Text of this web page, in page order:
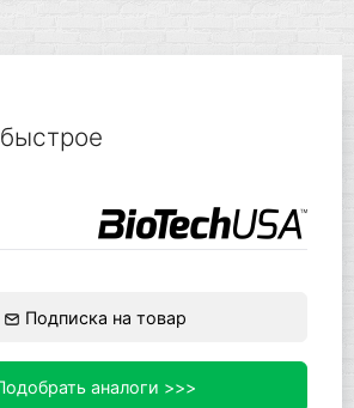
Подписка на товар
аналоги >>>